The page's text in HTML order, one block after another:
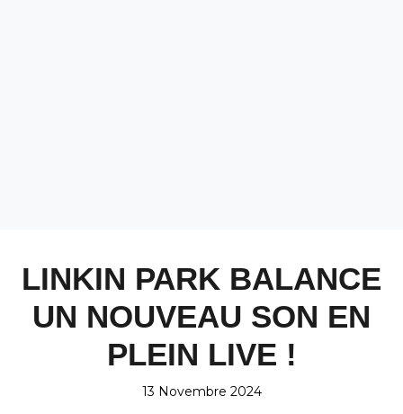
LINKIN PARK BALANCE
UN NOUVEAU SON EN
PLEIN LIVE !
13 Novembre 2024